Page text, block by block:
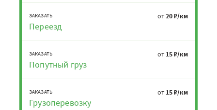
ЗАКАЗАТЬ
Переезд
от20 ₽/км
ЗАКАЗАТЬ
Попутный груз
от 15 ₽/км
ЗАКАЗАТЬ
Грузоперевозку
от 15 ₽/км